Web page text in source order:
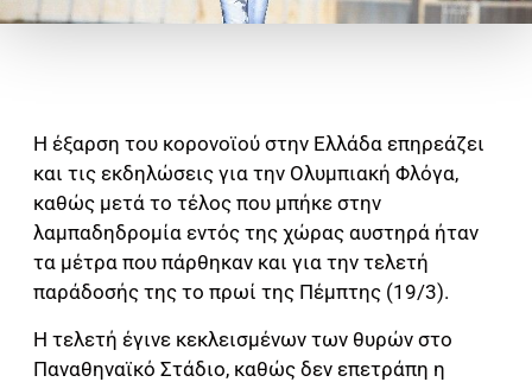
Η έξαρση του κορονοϊού στην Ελλάδα επηρεάζει
και τις εκδηλώσεις για την Ολυμπιακή Φλόγα,
καθώς μετά το τέλος που μπήκε στην
λαμπαδηδρομία εντός της χώρας αυστηρά ήταν
τα μέτρα που πάρθηκαν και για την τελετή
παράδοσής της το πρωί της Πέμπτης (19/3).
Η τελετή έγινε κεκλεισμένων των θυρών στο
Παναθηναϊκό Στάδιο, καθώς δεν επετράπη η